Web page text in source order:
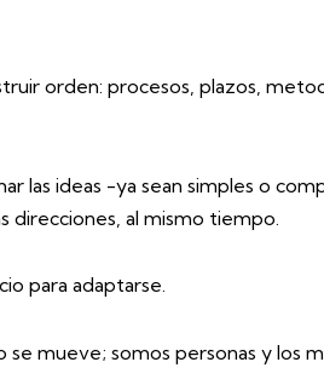
orden: procesos, plazos,
las ideas -ya sean simples o
direcciones, al mismo tiempo.
para adaptarse.
mueve; somos personas y los